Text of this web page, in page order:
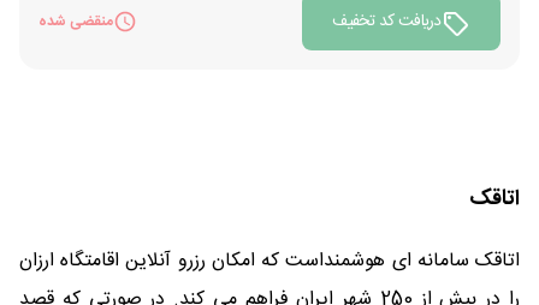
دریافت کد تخفیف منقضی شده
اتاقک
اتاقک سامانه ای هوشمنداست که امکان رزرو آنلاین اقامتگاه ارزان